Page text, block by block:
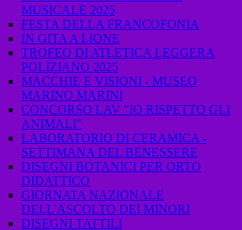
MUSICALE 2025
FESTA DELLA FRANCOFONIA
IN GITA A LIONE
TROFEO DI ATLETICA LEGGERA
POLIZIANO 2025
MACCHIE E VISIONI - MUSEO
MARINO MARINI
CONCORSO LAV "IO RISPETTO GLI
ANIMALI"
LABORATORIO DI CERAMICA -
SETTIMANA DEL BENESSERE
DISEGNI BOTANICI PER ORTO
DIDATTICO
GIORNATA NAZIONALE
DELL'ASCOLTO DEI MINORI
DISEGNI TATTILI